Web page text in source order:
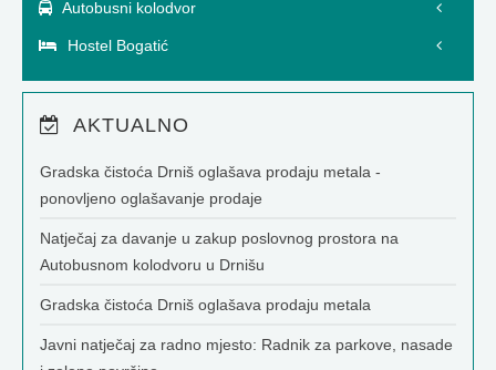
Autobusni kolodvor
Hostel Bogatić
AKTUALNO
Gradska čistoća Drniš oglašava prodaju metala -
ponovljeno oglašavanje prodaje
Natječaj za davanje u zakup poslovnog prostora na
Autobusnom kolodvoru u Drnišu
Gradska čistoća Drniš oglašava prodaju metala
Javni natječaj za radno mjesto: Radnik za parkove, nasade